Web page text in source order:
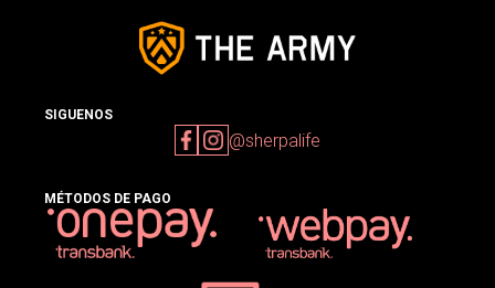
SIGUENOS
@sherpalife
MÉTODOS DE PAGO